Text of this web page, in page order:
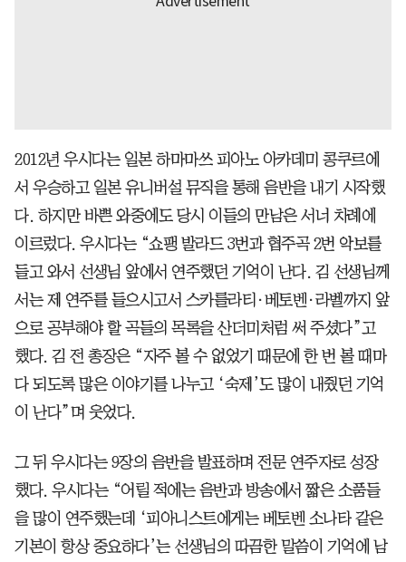
2012년 우시다는 일본 하마마쓰 피아노 아카데미 콩쿠르에
서 우승하고 일본 유니버설 뮤직을 통해 음반을 내기 시작했
다. 하지만 바쁜 와중에도 당시 이들의 만남은 서너 차례에
이르렀다. 우시다는 “쇼팽 발라드 3번과 협주곡 2번 악보를
들고 와서 선생님 앞에서 연주했던 기억이 난다. 김 선생님께
서는 제 연주를 들으시고서 스카를라티·베토벤·라벨까지 앞
으로 공부해야 할 곡들의 목록을 산더미처럼 써 주셨다”고
했다. 김 전 총장은 “자주 볼 수 없었기 때문에 한 번 볼 때마
다 되도록 많은 이야기를 나누고 ‘숙제’도 많이 내줬던 기억
이 난다”며 웃었다.
그 뒤 우시다는 9장의 음반을 발표하며 전문 연주자로 성장
했다. 우시다는 “어릴 적에는 음반과 방송에서 짧은 소품들
을 많이 연주했는데 ‘피아니스트에게는 베토벤 소나타 같은
기본이 항상 중요하다’는 선생님의 따끔한 말씀이 기억에 남